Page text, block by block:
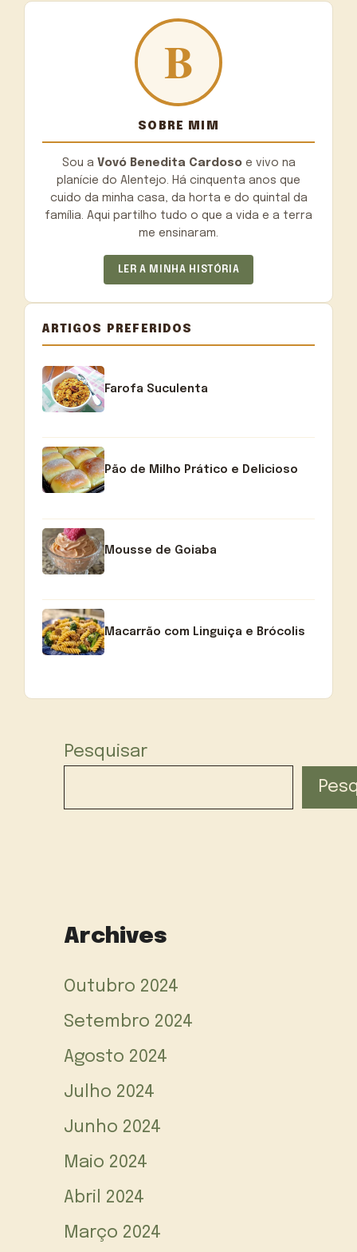
SOBRE MIM
Sou a Vovó Benedita Cardosoe vivo na
planície do Alentejo. Há cinquenta anos que
cuido da minha casa, da horta e do quintal da
família. Aqui partilho tudo o que a vida e a terra
me ensinaram.
LER A MINHA HISTÓRIA
ARTIGOS PREFERIDOS
Farofa Suculenta
Pão de Milho Prático e Delicioso
Mousse de Goiaba
Macarrão com Linguiça e Brócolis
Pesquisar
Archives
Outubro 2024
Setembro 2024
Agosto 2024
Julho 2024
Junho 2024
Maio 2024
Abril 2024
Março 2024